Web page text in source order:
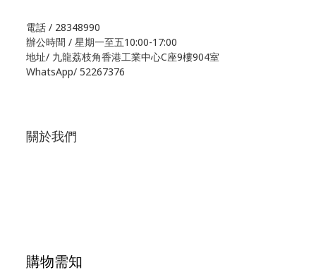
電話 / 28348990
辦公時間 / 星期一至五10:00-17:00
地址/ 九龍荔枝角香港工業中心C座9樓904室
WhatsApp/ 52267376
關於我們
購物需知